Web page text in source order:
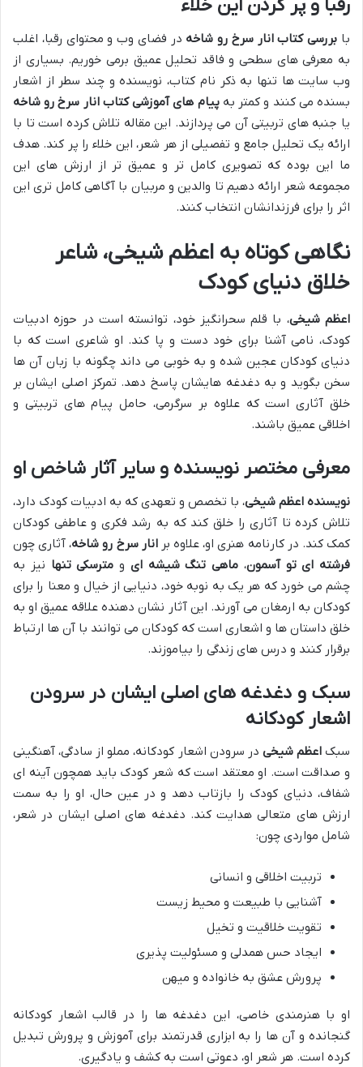
رقبا و پر کردن این خلاء
با بررسی کتاب انار سرخ رو شاخه در فضای وب و محتوای رقبا، اغلب
به معرفی های سطحی و فاقد تحلیل عمیق برمی خوریم. بسیاری از
وب سایت ها تنها به ذکر نام کتاب، نویسنده و چند سطر از اشعار
بسنده می کنند و کمتر بهپیام های آموزشی کتاب انار سرخ رو شاخه
یا جنبه های تربیتی آن می پردازند. این مقاله تلاش کرده است تا با
ارائه یک تحلیل جامع و تفصیلی از هر شعر، این خلاء را پر کند. هدف
ما این بوده که تصویری کامل تر و عمیق تر از ارزش های این
مجموعه شعر ارائه دهیم تا والدین و مربیان با آگاهی کامل تری این
اثر را برای فرزندانشان انتخاب کنند.
نگاهی کوتاه به اعظم شیخی، شاعر
خلاق دنیای کودک
اعظم شیخی، با قلم سحرانگیز خود، توانسته است در حوزه ادبیات
کودک، نامی آشنا برای خود دست و پا کند. او شاعری است که با
دنیای کودکان عجین شده و به خوبی می داند چگونه با زبان آن ها
سخن بگوید و به دغدغه هایشان پاسخ دهد. تمرکز اصلی ایشان بر
خلق آثاری است که علاوه بر سرگرمی، حامل پیام های تربیتی و
اخلاقی عمیق باشند.
معرفی مختصر نویسنده و سایر آثار شاخص او
نویسنده اعظم شیخی، با تخصص و تعهدی که به ادبیات کودک دارد،
تلاش کرده تا آثاری را خلق کند که به رشد فکری و عاطفی کودکان
کمک کند. در کارنامه هنری او، علاوه برانار سرخ رو شاخه، آثاری چون
فرشته ای تو آسمون، ماهی تنگ شیشه ای و مترسکی تنها نیز به
چشم می خورد که هر یک به نوبه خود، دنیایی از خیال و معنا را برای
کودکان به ارمغان می آورند. این آثار نشان دهنده علاقه عمیق او به
خلق داستان ها و اشعاری است که کودکان می توانند با آن ها ارتباط
برقرار کنند و درس های زندگی را بیاموزند.
سبک و دغدغه های اصلی ایشان در سرودن
اشعار کودکانه
سبکاعظم شیخی در سرودن اشعار کودکانه، مملو از سادگی، آهنگینی
و صداقت است. او معتقد است که شعر کودک باید همچون آینه ای
شفاف، دنیای کودک را بازتاب دهد و در عین حال، او را به سمت
ارزش های متعالی هدایت کند. دغدغه های اصلی ایشان در شعر،
شامل مواردی چون:
تربیت اخلاقی و انسانی
آشنایی با طبیعت و محیط زیست
تقویت خلاقیت و تخیل
ایجاد حس همدلی و مسئولیت پذیری
پرورش عشق به خانواده و میهن
او با هنرمندی خاصی، این دغدغه ها را در قالب اشعار کودکانه
گنجانده و آن ها را به ابزاری قدرتمند برای آموزش و پرورش تبدیل
کرده است. هر شعر او، دعوتی است به کشف و یادگیری.